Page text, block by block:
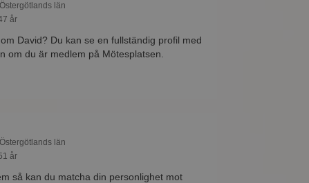
län
år
David? Du kan se en fullständig profil med
om du är medlem på Mötesplatsen.
län
år
så kan du matcha din personlighet mot